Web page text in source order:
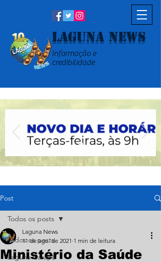
Laguna News
Informação e
credibilidade
Post
Todos os posts
Laguna Carapã
Todos os posts
Ministério da Saúde
Laguna News
11 de ago. de 2021 1 min de leitura